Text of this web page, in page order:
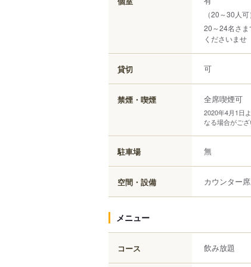
（20～30人可
20～24名さ
くださいませ
貸切 可
禁煙・喫煙 全席喫煙可
2020年4月1日
なる場合がご
駐車場 無
空間・設備 カウンター
メニュー
コース 飲み放題